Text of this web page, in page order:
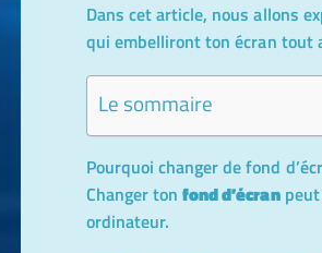
Dans cet article, nous allons
qui embelliront ton écran tout
Le sommaire
Pourquoi changer de fond
Changer tonfond d’écranpeut
ordinateur.